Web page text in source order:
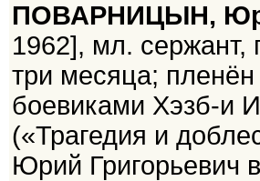
ПОВАРНИЦЫН,
1962], мл.
три месяца;
боевиками Хэзб-и
(«Трагедия и
Юрий Григорьевич